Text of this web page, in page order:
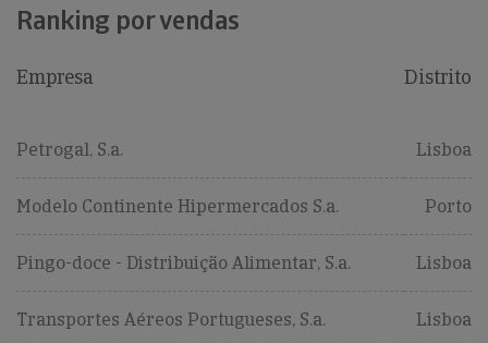
Ranking por vendas
Empresa Distrito
Petrogal, S.a. Lisboa
Modelo Continente Hipermercados S.a. Porto
Pingo-doce - Distribuição Alimentar, S.a. Lisboa
Transportes Aéreos Portugueses, S.a. Lisboa